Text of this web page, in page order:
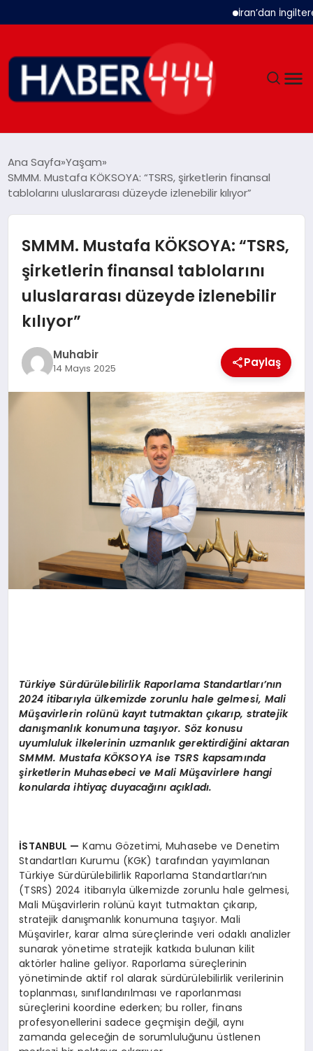
İran’dan İngiltere
SIYASET
SPOR
TEKNOLOJI
MAGAZIN
Ana Sayfa Yaşam
SMMM. Mustafa KÖKSOYA: “TSRS, şirketlerin finansal
tablolarını uluslararası düzeyde izlenebilir kılıyor”
SMMM. Mustafa KÖKSOYA: “TSRS,
şirketlerin finansal tablolarını
uluslararası düzeyde izlenebilir
kılıyor”
Muhabir
14 Mayıs 2025 Paylaş
Türkiye Sürdürülebilirlik Raporlama Standartları’nın
2024 itibarıyla ülkemizde zorunlu hale gelmesi, Mali
Müşavirlerin rolünü kayıt tutmaktan çıkarıp, stratejik
danışmanlık konumuna taşıyor. Söz konusu
uyumluluk ilkelerinin uzmanlık gerektirdiğini aktaran
SMMM. Mustafa KÖKSOYA ise TSRS kapsamında
şirketlerin Muhasebeci ve Mali Müşavirlere hangi
konularda ihtiyaç duyacağını açıkladı.
İSTANBUL — Kamu Gözetimi, Muhasebe ve Denetim
Standartları Kurumu (KGK) tarafından yayımlanan
Türkiye Sürdürülebilirlik Raporlama Standartları’nın
(TSRS) 2024 itibarıyla ülkemizde zorunlu hale gelmesi,
Mali Müşavirlerin rolünü kayıt tutmaktan çıkarıp,
stratejik danışmanlık konumuna taşıyor. Mali
Müşavirler, karar alma süreçlerinde veri odaklı analizler
sunarak yönetime stratejik katkıda bulunan kilit
aktörler haline geliyor. Raporlama süreçlerinin
yönetiminde aktif rol alarak sürdürülebilirlik verilerinin
toplanması, sınıflandırılması ve raporlanması
süreçlerini koordine ederken; bu roller, finans
profesyonellerini sadece geçmişin değil, aynı
zamanda geleceğin de sorumluluğunu üstlenen